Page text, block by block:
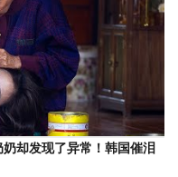
却发现了异常！韩国催泪